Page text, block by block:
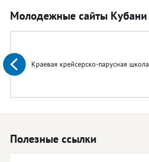
Молодежные сайты Кубани
Краевая крейсерско-парусная школа
Полезные ссылки